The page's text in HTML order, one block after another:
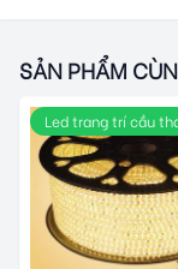
SẢN PHẨM
Led trang trí cầu